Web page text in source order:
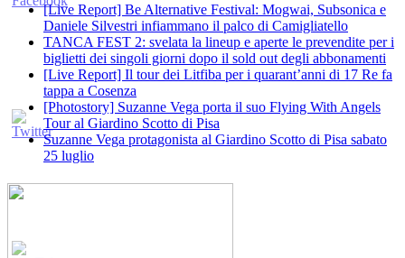
[Live Report] Be Alternative Festival: Mogwai, Subsonica e
Daniele Silvestri infiammano il palco di Camigliatello
TANCA FEST 2: svelata la lineup e aperte le prevendite per i
biglietti dei singoli giorni dopo il sold out degli abbonamenti
[Live Report] Il tour dei Litfiba per i quarant’anni di 17 Re fa
tappa a Cosenza
[Photostory] Suzanne Vega porta il suo Flying With Angels
Tour al Giardino Scotto di Pisa
Suzanne Vega protagonista al Giardino Scotto di Pisa sabato
25 luglio